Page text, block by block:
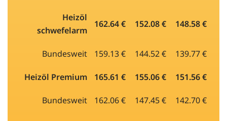
Heizöl
schwefelarm
162.64 € 152.08 € 148.58 €
Bundesweit 159.13 € 144.52 € 139.77 €
Heizöl Premium 165.61 € 155.06 € 151.56 €
Bundesweit 162.06 € 147.45 € 142.70 €